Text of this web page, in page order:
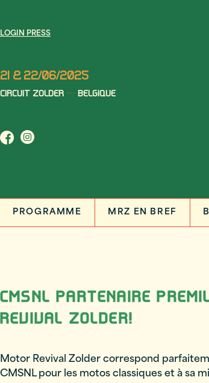
LOGIN PRESS
21 & 22/06/2025
CIRCUIT ZOLDER BELGIQUE
PROGRAMME MRZ EN BREF
CMSNL PARTENAIRE
REVIVAL ZOLDER!
Motor Revival Zolder correspond
CMSNL pour les motos classiques et à sa